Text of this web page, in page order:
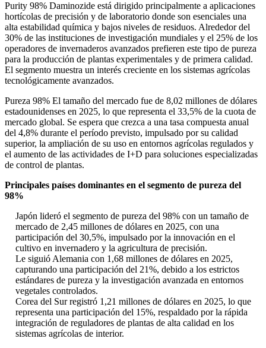
Purity 98% Daminozide está dirigido principalmente a aplicaciones
hortícolas de precisión y de laboratorio donde son esenciales una
alta estabilidad química y bajos niveles de residuos. Alrededor del
30% de las instituciones de investigación mundiales y el 25% de los
operadores de invernaderos avanzados prefieren este tipo de pureza
para la producción de plantas experimentales y de primera calidad.
El segmento muestra un interés creciente en los sistemas agrícolas
tecnológicamente avanzados.
Pureza 98% El tamaño del mercado fue de 8,02 millones de dólares
estadounidenses en 2025, lo que representa el 33,5% de la cuota de
mercado global. Se espera que crezca a una tasa compuesta anual
del 4,8% durante el período previsto, impulsado por su calidad
superior, la ampliación de su uso en entornos agrícolas regulados y
el aumento de las actividades de I+D para soluciones especializadas
de control de plantas.
Principales países dominantes en el segmento de pureza del
98%
Japón lideró el segmento de pureza del 98% con un tamaño de
mercado de 2,45 millones de dólares en 2025, con una
participación del 30,5%, impulsado por la innovación en el
cultivo en invernadero y la agricultura de precisión.
Le siguió Alemania con 1,68 millones de dólares en 2025,
capturando una participación del 21%, debido a los estrictos
estándares de pureza y la investigación avanzada en entornos
vegetales controlados.
Corea del Sur registró 1,21 millones de dólares en 2025, lo que
representa una participación del 15%, respaldado por la rápida
integración de reguladores de plantas de alta calidad en los
sistemas agrícolas de interior.